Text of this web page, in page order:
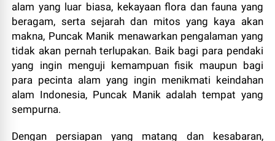
alam yang luar biasa, kekayaan flora dan fauna yang
beragam, serta sejarah dan mitos yang kaya akan
makna, Puncak Manik menawarkan pengalaman yang
tidak akan pernah terlupakan. Baik bagi para pendaki
yang ingin menguji kemampuan fisik maupun bagi
para pecinta alam yang ingin menikmati keindahan
alam Indonesia, Puncak Manik adalah tempat yang
sempurna.
Dengan persiapan yang matang dan kesabaran,